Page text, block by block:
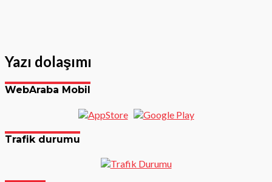
Yazı dolaşımı
WebAraba Mobil
Trafik durumu